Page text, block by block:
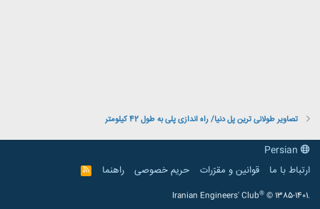
تصاویر طولانی ترین پل دنیا/ راه اندازی پلی به طول 42 کیلومتر
ارتباط با ما
قوانین و مقرّرات حریم خصوصی راهنما
R
S
Iranian Engineers' Club® © 1385-1401.